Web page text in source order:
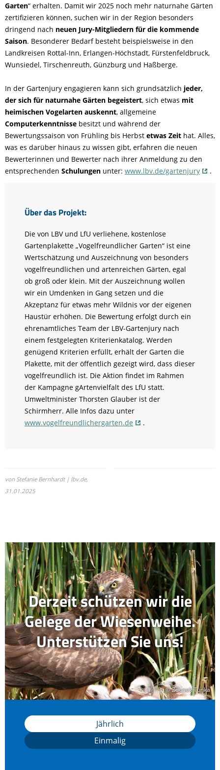
Garten“ erhalten. Damit wir 2025 noch mehr naturnahe Gärten
zertifizieren können, suchen wir in der Region besonders
dringend nach neuen Jury-Mitgliedern für die kommende
Saison. Besonderer Bedarf besteht beispielsweise in den
Landkreisen Rottal-Inn, Erlangen-Höchstadt, Fürstenfeldbruck,
Wunsiedel, Tirschenreuth, Günzburg und Haßberge.
In der Gartenjury engagieren kann sich grundsätzlich jeder,
der sich für naturnahe Gärten begeistert, sich etwas mit
heimischen Vogelarten auskennt, allgemeine
Computerkenntnisse besitzt und während der
Bewertungssaison von Frühling bis Herbst etwas Zeit hat. Alles,
was es darüber hinaus zu wissen gibt, erfahren die neuen
Bewerterinnen und Bewerter nach ihrer Anmeldung zu den
entsprechenden Schulungen unter: www.lbv.de/gartenjury .
Über das Projekt:
Die von LBV und LfU verliehene, kostenlose
Gartenplakette „Vogelfreundlicher Garten“ ist eine
Wertschätzung und Auszeichnung von besonders
vogelfreundlichen und artenreichen Gärten, egal
ob groß oder klein. Mit der Auszeichnung wollen
wir ein Umdenken in Gang setzen und die
Akzeptanz für etwas mehr Wildnis vor der eigenen
Haustür erhöhen. Die Bewertung erfolgt durch ein
ehrenamtliches Team der LBV-Gartenjury nach
einem festgelegten Kriterienkatalog. Werden
genügend Kriterien erfüllt, erhält der Garten die
Plakette, mit der öffentlich gezeigt wird, dass dieser
vogelfreundlich ist. Die Aktion findet im Rahmen
der Kampagne gArtenvielfalt des LfU statt.
Umweltminister Thorsten Glauber ist der
Schirmherr. Alle Infos dazu unter
www.vogelfreundlichergarten.de
.
von Stefanie Bernhardt | lbv.de,
31.01.2025
© Zdenek Tunka
© Zdenek Tunka
Derzeit schützen wir die
Gelege der Wiesenweihe.
Unterstützen Sie uns!
Jährlich
Einmalig